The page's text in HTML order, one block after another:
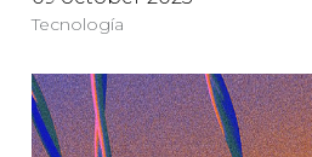
Tecnología